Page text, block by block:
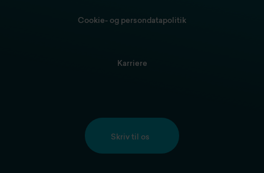
Cookie- og persondatapolitik
Karriere
Skriv til os